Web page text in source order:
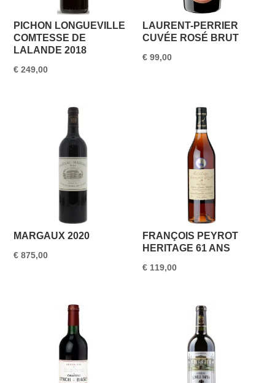
PICHON LONGUEVILLE
COMTESSE DE
LALANDE 2018
€ 249,00
LAURENT-PERRIER
CUVÉE ROSÉ BRUT
€ 99,00
MARGAUX 2020
€ 875,00
FRANÇOIS PEYROT
HERITAGE 61 ANS
€ 119,00